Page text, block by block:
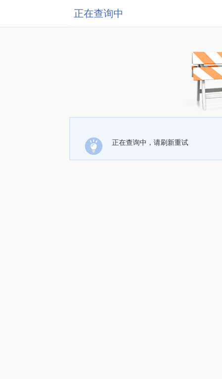
正在查询中
正在查询中，请刷新重试